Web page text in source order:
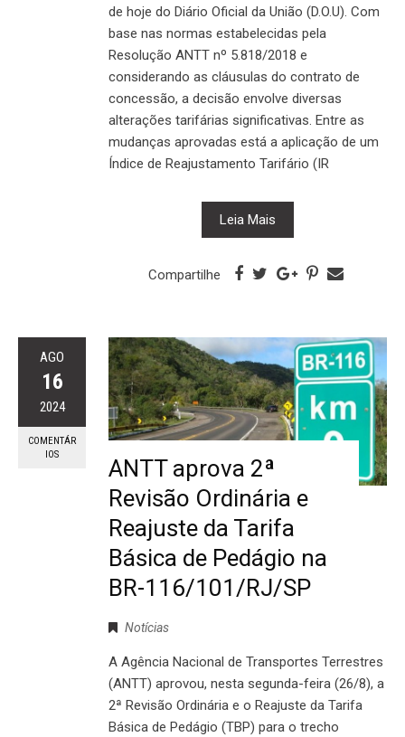
de hoje do Diário Oficial da União (D.O.U). Com
base nas normas estabelecidas pela
Resolução ANTT nº 5.818/2018 e
considerando as cláusulas do contrato de
concessão, a decisão envolve diversas
alterações tarifárias significativas. Entre as
mudanças aprovadas está a aplicação de um
Índice de Reajustamento Tarifário (IR
Leia Mais
Compartilhe
AGO
16
2024
COMENTÁR
IOS
ANTT aprova 2ª
Revisão Ordinária e
Reajuste da Tarifa
Básica de Pedágio na
BR-116/101/RJ/SP
Notícias
A Agência Nacional de Transportes Terrestres
(ANTT) aprovou, nesta segunda-feira (26/8), a
2ª Revisão Ordinária e o Reajuste da Tarifa
Básica de Pedágio (TBP) para o trecho